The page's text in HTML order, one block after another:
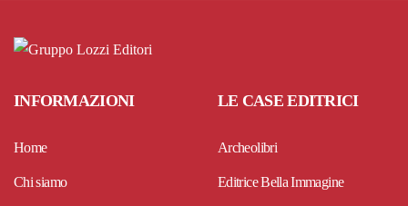
INFORMAZIONI
Home
Chi siamo
LE CASE EDITRICI
Archeolibri
Editrice Bella Immagine